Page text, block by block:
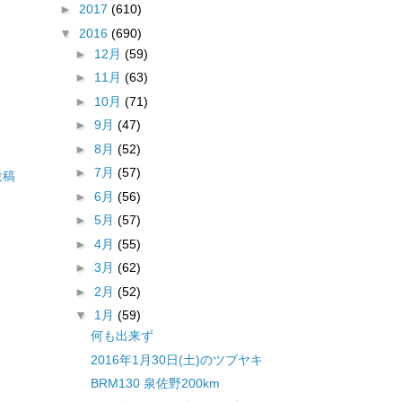
稿
► 2017 (610)
▼ 2016 (690)
► 12月 (59)
► 11月 (63)
► 10月 (71)
► 9月 (47)
► 8月 (52)
► 7月 (57)
► 6月 (56)
► 5月 (57)
► 4月 (55)
► 3月 (62)
► 2月 (52)
▼ 1月 (59)
何も出来ず
2016年1月30日(土)のツブヤキ
BRM130 泉佐野200km